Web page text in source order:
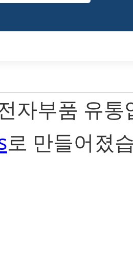
자부품 유
로 만들어졌